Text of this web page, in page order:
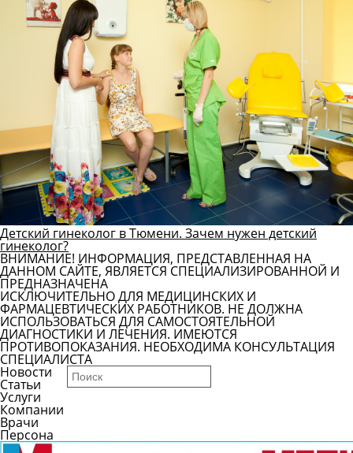
Детский гинеколог в Тюмени. Зачем нужен детский
гинеколог?
ВНИМАНИЕ! ИНФОРМАЦИЯ, ПРЕДСТАВЛЕННАЯ НА
ДАННОМ САЙТЕ, ЯВЛЯЕТСЯ СПЕЦИАЛИЗИРОВАННОЙ И
ПРЕДНАЗНАЧЕНА
ИСКЛЮЧИТЕЛЬНО ДЛЯ МЕДИЦИНСКИХ И
ФАРМАЦЕВТИЧЕСКИХ РАБОТНИКОВ. НЕ ДОЛЖНА
ИСПОЛЬЗОВАТЬСЯ ДЛЯ САМОСТОЯТЕЛЬНОЙ
ДИАГНОСТИКИ И ЛЕЧЕНИЯ. ИМЕЮТСЯ
ПРОТИВОПОКАЗАНИЯ. НЕОБХОДИМА КОНСУЛЬТАЦИЯ
СПЕЦИАЛИСТА
Новости
Статьи
Услуги
Компании
Врачи
Персона